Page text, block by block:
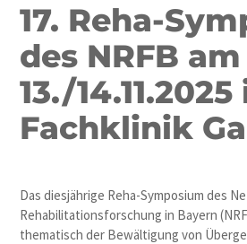
17. Reha-
des NRFB am
13./
Fachklinik
Das diesjährige Reha-Symposium des
Rehabilitationsforschung in Bayern
thematisch der Bewältigung von